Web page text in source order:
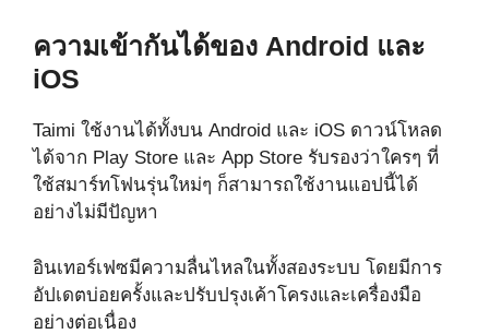
ความเข้ากันได้ของ Android และ
iOS
Taimi ใช้งานได้ทั้งบน Android และ iOS ดาวน์โหลด
ได้จาก Play Store และ App Store รับรองว่าใครๆ ที่
ใช้สมาร์ทโฟนรุ่นใหม่ๆ ก็สามารถใช้งานแอปนี้ได้
อย่างไม่มีปัญหา
อินเทอร์เฟซมีความลื่นไหลในทั้งสองระบบ โดยมีการ
อัปเดตบ่อยครั้งและปรับปรุงเค้าโครงและเครื่องมือ
อย่างต่อเนื่อง